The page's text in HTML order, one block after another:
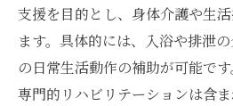
支援を目的とし、身体介護や生
ます。具体的には、入浴や排泄
の日常生活動作の補助が可能で
専門的リハビリテーションは含